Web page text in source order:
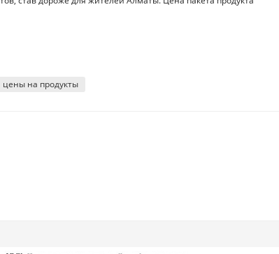
цены на продукты
долларом и почему Нацбанк снова покупал валюту